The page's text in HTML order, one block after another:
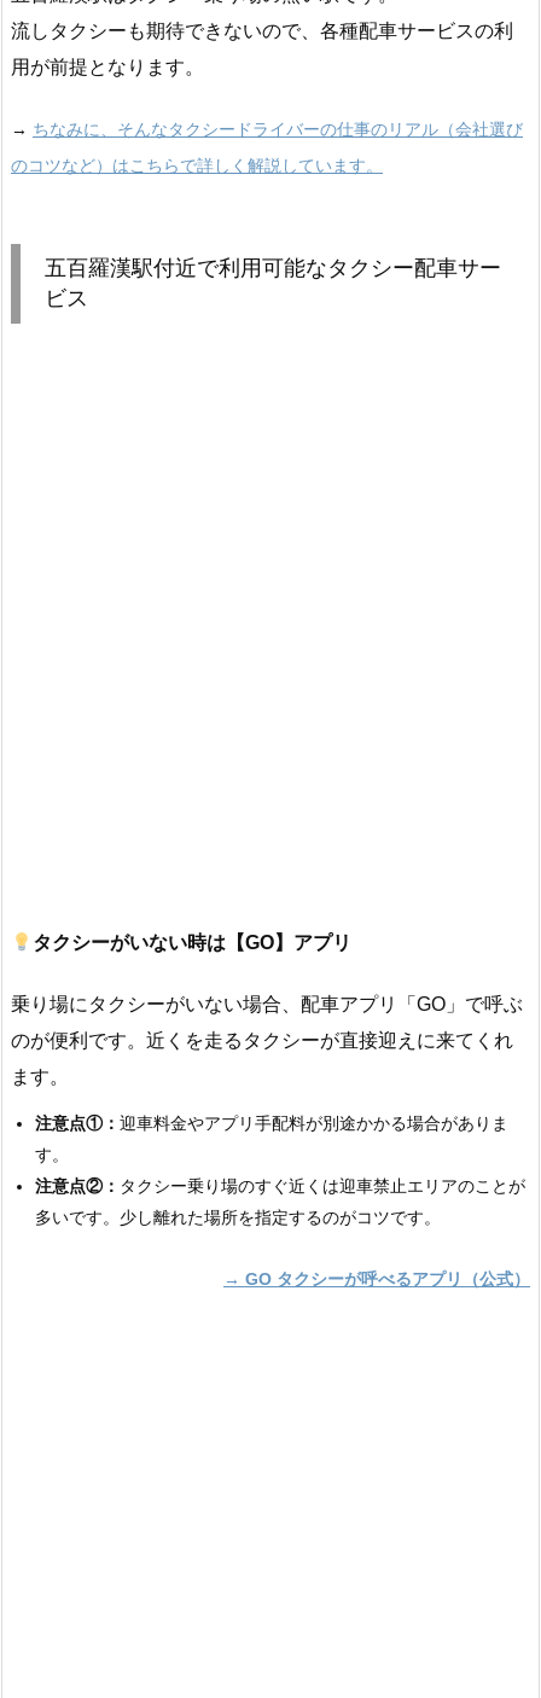
流しタクシーも期待できないので、各種配車サービスの利
用が前提となります。
→ ちなみに、そんなタクシードライバーの仕事のリアル（会社選び
のコツなど）はこちらで詳しく解説しています。
五百羅漢駅付近で利用可能なタクシー配車サー
ビス
タクシーがいない時は【GO】アプリ
乗り場にタクシーがいない場合、配車アプリ「GO」で呼ぶ
のが便利です。近くを走るタクシーが直接迎えに来てくれ
ます。
注意点①： 迎車料金やアプリ手配料が別途かかる場合がありま
す。
注意点②： タクシー乗り場のすぐ近くは迎車禁止エリアのことが
多いです。少し離れた場所を指定するのがコツです。
→ GO タクシーが呼べるアプリ（公式）